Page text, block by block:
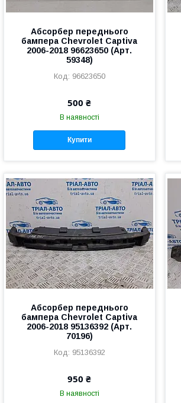
Абсорбер переднього
бампера Chevrolet Captiva
2006-2018 96623650 (Арт.
59348)
96623650
500 ₴
В наявності
Купити
Абсорбер переднього
бампера Chevrolet Captiva
2006-2018 95136392 (Арт.
70196)
95136392
950 ₴
В наявності